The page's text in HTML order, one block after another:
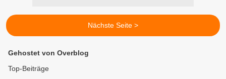
Nächste Seite >
Gehostet von Overblog
Top-Beiträge